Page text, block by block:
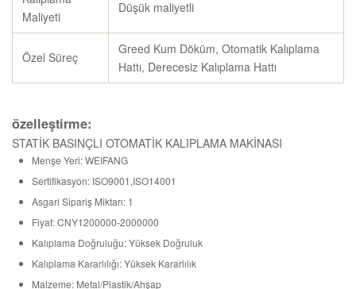
Maliyeti
Düşük maliyetli
Özel Süreç
Greed Kum Döküm, Otomatik Kalıplama
Hattı, Derecesiz Kalıplama Hattı
özelleştirme:
STATİK BASINÇLI OTOMATİK KALIPLAMA MAKİNASI
Menşe Yeri: WEIFANG
Sertifikasyon: ISO9001,ISO14001
Asgari Sipariş Miktarı: 1
Fiyat: CNY1200000-2000000
Kalıplama Doğruluğu: Yüksek Doğruluk
Kalıplama Kararlılığı: Yüksek Kararlılık
Malzeme: Metal/Plastik/Ahşap